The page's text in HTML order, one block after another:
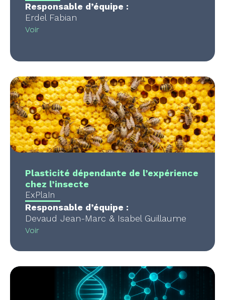
Responsable d’équipe :
Erdel Fabian
Voir
Plasticité dépendante de l’expérience
chez l’insecte
ExPlaIn
Responsable d’équipe :
Devaud Jean-Marc & Isabel Guillaume
Voir